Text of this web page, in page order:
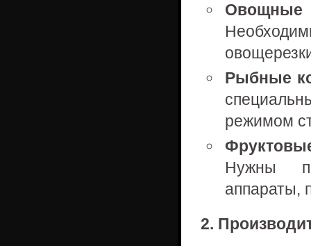
Овощные
Рыбные
режимом
Нужны
аппараты,
2.